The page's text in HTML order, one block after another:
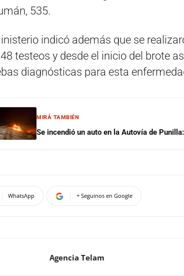
535.
indicó además que se
testeos y desde el inicio del brote
diagnósticas para esta
MIRÁ TAMBIÉN
Se incendió un auto en la Autovía de
WhatsApp + Seguinos en Google
Agencia Telam